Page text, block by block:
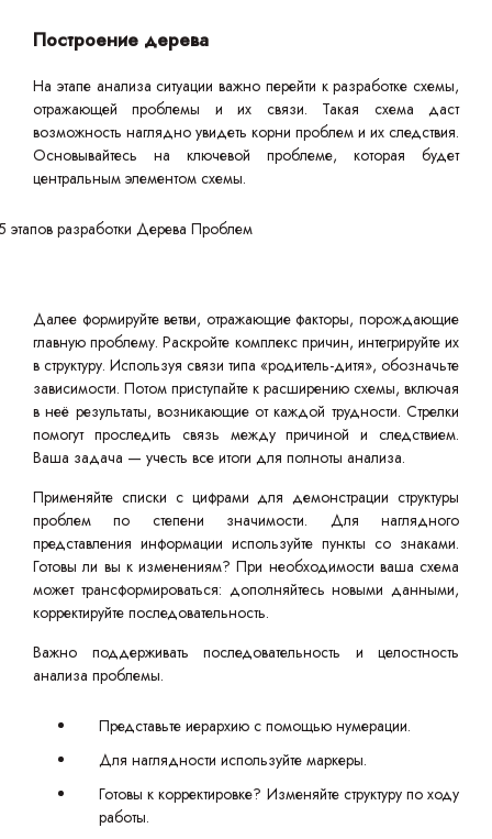
Построение дерева
На этапе анализа ситуации важно перейти к разработке схемы,
отражающей проблемы и их связи. Такая схема даст
возможность наглядно увидеть корни проблем и их следствия.
Основывайтесь на ключевой проблеме, которая будет
центральным элементом схемы.
Далее формируйте ветви, отражающие факторы, порождающие
главную проблему. Раскройте комплекс причин, интегрируйте их
в структуру. Используя связи типа «родитель-дитя», обозначьте
зависимости. Потом приступайте к расширению схемы, включая
в неё результаты, возникающие от каждой трудности. Стрелки
помогут проследить связь между причиной и следствием.
Ваша задача — учесть все итоги для полноты анализа.
Применяйте списки с цифрами для демонстрации структуры
проблем по степени значимости. Для наглядного
представления информации используйте пункты со знаками.
Готовы ли вы к изменениям? При необходимости ваша схема
может трансформироваться: дополняйтесь новыми данными,
корректируйте последовательность.
Важно поддерживать последовательность и целостность
анализа проблемы.
Представьте иерархию с помощью нумерации.
Для наглядности используйте маркеры.
Готовы к корректировке? Изменяйте структуру по ходу
работы.